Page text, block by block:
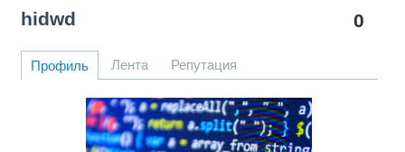
0
hidwd
Профиль Лента Репутация